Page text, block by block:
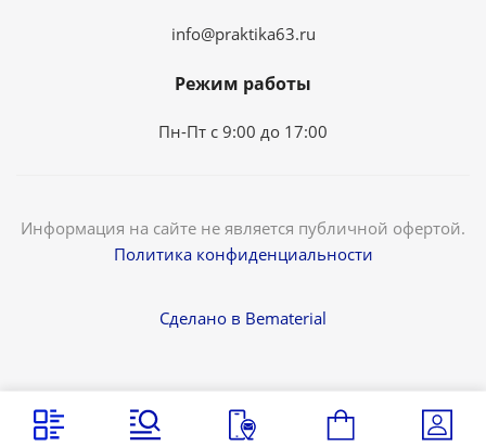
info@praktika63.ru
Режим работы
Пн-Пт с 9:00 до 17:00
Информация на сайте не является публичной офертой.
Политика конфиденциальности
Сделано в Bematerial